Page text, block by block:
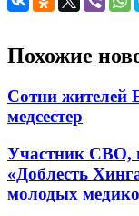
Похожие
Сотни жителей
медсестер
Участник СВО,
«Доблесть
молодых